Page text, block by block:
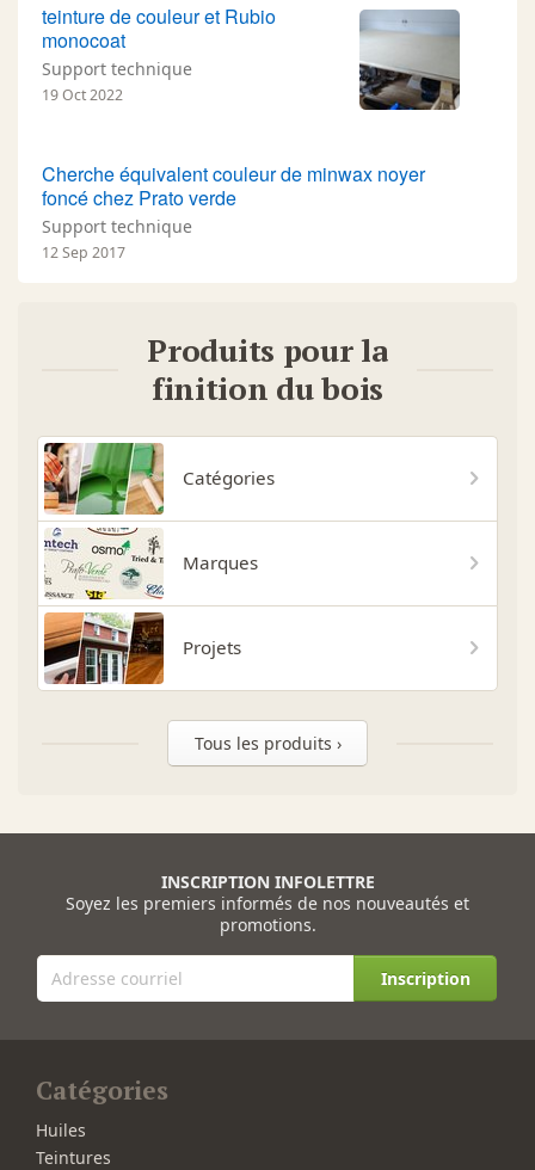
teinture de couleur et Rubio
monocoat
Support technique
19 Oct 2022
Cherche équivalent couleur de minwax noyer
foncé chez Prato verde
Support technique
12 Sep 2017
Produits pour la
finition du bois
Catégories
Marques
Projets
Tous les produits ›
INSCRIPTION INFOLETTRE
Soyez les premiers informés de nos nouveautés et
promotions.
Inscription
Catégories
Huiles
Teintures